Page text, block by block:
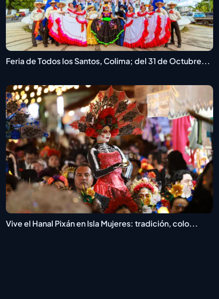
Feria de Todos los Santos, Colima; del 31 de Octubre...
Vive el Hanal Pixán en Isla Mujeres: tradición, colo...